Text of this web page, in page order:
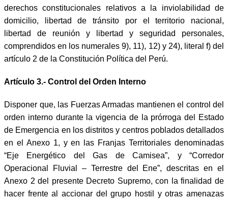
derechos constitucionales relativos a la inviolabilidad de
domicilio, libertad de tránsito por el territorio nacional,
libertad de reunión y libertad y seguridad personales,
comprendidos en los numerales 9), 11), 12) y 24), literal f) del
artículo 2 de la Constitución Política del Perú.
Artículo 3.- Control del Orden Interno
Disponer que, las Fuerzas Armadas mantienen el control del
orden interno durante la vigencia de la prórroga del Estado
de Emergencia en los distritos y centros poblados detallados
en el Anexo 1, y en las Franjas Territoriales denominadas
“Eje Energético del Gas de Camisea”, y “Corredor
Operacional Fluvial – Terrestre del Ene”, descritas en el
Anexo 2 del presente Decreto Supremo, con la finalidad de
hacer frente al accionar del grupo hostil y otras amenazas